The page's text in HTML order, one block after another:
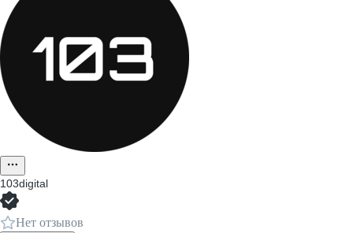
103digital
Нет отзывов